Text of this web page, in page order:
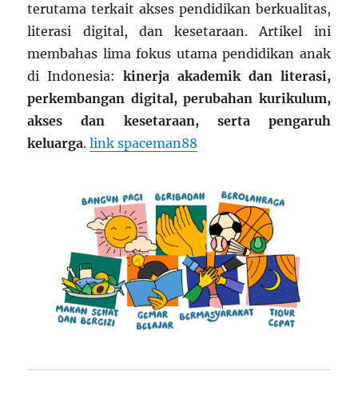
terutama terkait akses pendidikan berkualitas,
literasi digital, dan kesetaraan. Artikel ini
membahas lima fokus utama pendidikan anak
di Indonesia:kinerja akademik dan literasi,
perkembangan digital, perubahan kurikulum,
akses dan kesetaraan, serta pengaruh
keluarga.link spaceman88